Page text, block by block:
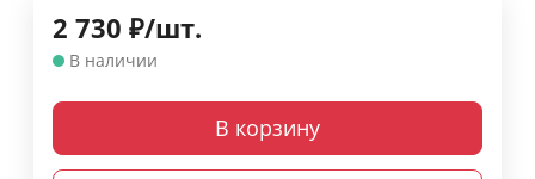
2 730 ₽/шт.
В наличии
В корзину